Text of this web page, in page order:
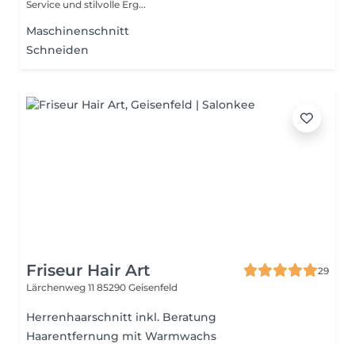
Service und stilvolle Erg...
Maschinenschnitt
Schneiden
Friseur Hair Art
29
Lärchenweg 11 85290 Geisenfeld
Herrenhaarschnitt inkl. Beratung
Haarentfernung mit Warmwachs